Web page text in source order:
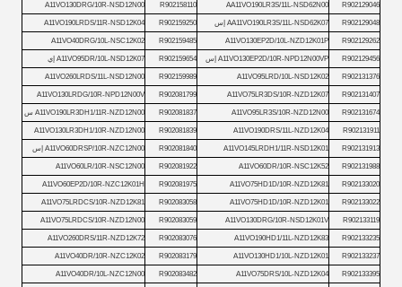
R902129046
AA11VO190LR3S/11L-NSD62N00
R902158110
A11VO130DRG/10R-NSD12N00
R902129048 AA11VO190LR3S/11L-NSD62K07 إس R902159250
A11VO190LRDS/11R-NSD12K04
R902129262
A11VO130EP2D/10L-NZD12K01P
R902159485
A11VO40DRG/10L-NSC12K02
R902129456 A11VO130EP2D/10R-NPD12N00VP إس R902159654 A11VO95DR/10L-NSD12K07 إي
R902131376
A11VO95LRD/10L-NSD12K02
R902159989
A11VO260LRDS/11L-NSD12N00
R902131407
A11VO75LR3DS/10R-NZD12K07
R902081799
A11VO130LRDG/10R-NPD12N00V
R902131674
A11VO95LR3S/10R-NZD12N00
R902081837 A11VO190LR3DH1/11R-NZD12N00 س
R902131911
A11VO190DRS/11L-NZD12K04
R902081839
A11VO130LR3DH1/10R-NZD12N00
R902131913
A11VO145LRDH1/11R-NSD12K01
R902081840 A11VO60DRSP/10R-NZC12N00 إس
R902131988
A11VO60DR/10R-NSC12K52
R902081922
A11VO60LR/10R-NSC12N00
R902133020
A11VO75HD1D/10R-NZD12K81
R902081975
A11VO60EP2D/10R-NZC12K01H
R902133022
A11VO75HD1D/10R-NZD12K01
R902083058
A11VO75LRDCS/10R-NZD12K81
R902133119
A11VO130DRG/10R-NSD12K01V
R902083059
A11VO75LRDCS/10R-NZD12N00
R902133235
A11VO190HD1/11L-NZD12K83
R902083076
A11VO260DRS/11R-NZD12K72
R902133237
A11VO130HD1/10L-NZD12K01
R902083179
A11VO40DR/10R-NZC12K02
R902133395
A11VO75DRS/10L-NZD12K04
R902083482
A11VO40DR/10L-NZC12N00